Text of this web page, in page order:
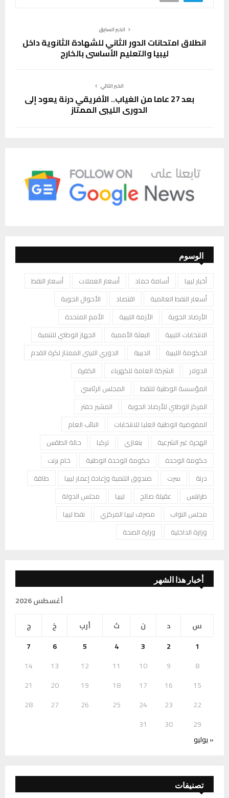
الخبر السابق
انطلاق امتحانات الدور الثاني للشهادة الثانوية داخل
ليبيا والتعليم الأساسي بالخارج
الخبر التالي
بعد 27 عاما من الغياب.. الأفريقي درنة يعود إلى
الدوري الليبي الممتاز
الوسوم
أخبار ليبيا أسامة حماد أسعار العملات
أسعار النفط
أسعار النفط العالمية
اقتصاد
الأحوال الجوية
الأرصاد الجوية
الأزمة الليبية
الأمم المتحدة
الانتخابات الليبية
البعثة الأممية
الجهاز الوطني للتنمية
الحكومة الليبية
الدبيبة
الدوري الليبي الممتاز لكرة القدم
الدولار
الشركة العامة للكهرباء
الكفرة
المؤسسة الوطنية للنفط
المجلس الرئاسي
المركز الوطني للأرصاد الجوية
المشير حفتر
المفوضية الوطنية العليا للانتخابات
النائب العام
الهجرة غير الشرعية
بنغازي تركيا
حالة الطقس
حكومة الوحدة
حكومة الوحدة الوطنية
خام برنت
درنة
سرت صندوق التنمية وإعادة إعمار ليبيا
طاقة
طرابلس
عقيلة صالح ليبيا
مجلس الدولة
مجلس النواب
مصرف ليبيا المركزي
نفط ليبيا
وزارة الداخلية
وزارة الصحة
أخبار هذا الشهر
أغسطس 2026
س
د ن ث أرب خ
ج
1
2
3
4
5
6
7
8
9
10
11
12
13
14
15
16
17
18
19
20
21
22
23
24
25
26
27
28
29
30
31
« يوليو
تصنيفات